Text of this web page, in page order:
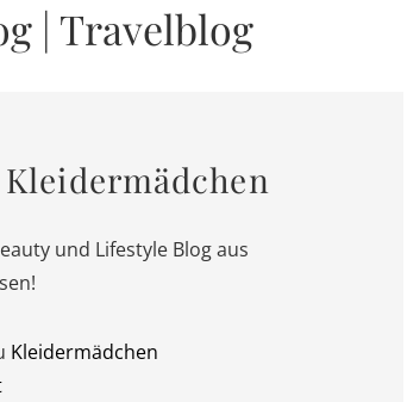
| Travelblog
und Lifestyle Blog aus
Kleidermädchen